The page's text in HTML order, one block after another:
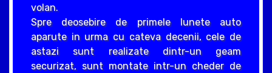
volan.
Spre deosebire de primele lunete auto
aparute in urma cu cateva decenii, cele de
astazi sunt realizate dintr-un geam
securizat, sunt montate intr-un cheder de